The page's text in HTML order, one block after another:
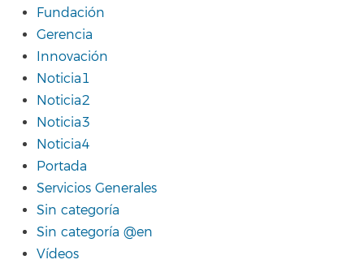
Fundación
Gerencia
Innovación
Noticia1
Noticia2
Noticia3
Noticia4
Portada
Servicios Generales
Sin categoría
Sin categoría @en
Vídeos